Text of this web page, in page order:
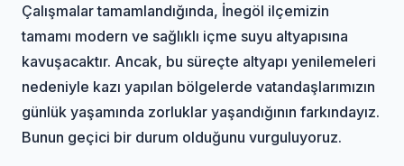
Çalışmalar tamamlandığında, İnegöl ilçemizin
tamamı modern ve sağlıklı içme suyu altyapısına
kavuşacaktır. Ancak, bu süreçte altyapı yenilemeleri
nedeniyle kazı yapılan bölgelerde vatandaşlarımızın
günlük yaşamında zorluklar yaşandığının farkındayız.
Bunun geçici bir durum olduğunu vurguluyoruz.